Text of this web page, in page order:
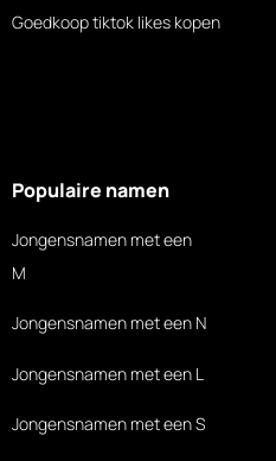
Goedkoop tiktok likes kopen
Populaire namen
Jongensnamen met een
M
Jongensnamen met een N
Jongensnamen met een L
Jongensnamen met een S